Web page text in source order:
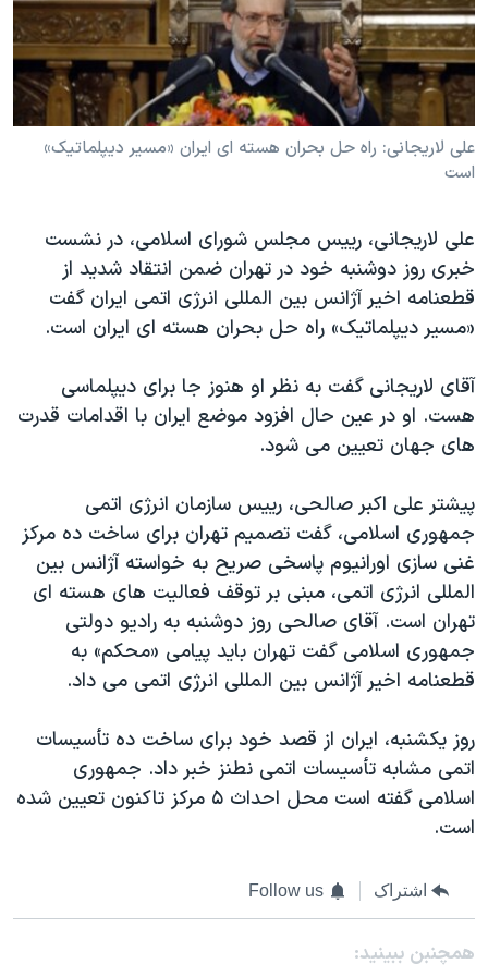
فرهنگ و زندگی
حقوق شهروندی
اقتصادی
علم و فناوری
اسرائیل در جنگ
آرشیو پخش زنده
مستندها
انتخابات ریاست جمهوری آمریکا ۲۰۲۴
حمله جمهوری اسلامی به اسرائیل
رمز مهسا
ورزش زنان در ایران
مجموعه مستندهای دادخواهی
تریبونال مردمی آبان ۹۸
دادگاه حمید نوری
چهل سال گروگان‌گیری
قانون شفافیت دارائی کادر رهبری ایران
اعتراضات مردمی آبان ۹۸
نرگس محمدی برنده جایزه نوبل صلح
همایش محافظه‌کاران آمریکا «سی‌پک»
صفحه‌های ویژه
سفر پرزیدنت ترامپ به چین
دنبال کنید
زبانهای مختلف
علی لاریجانی: راه حل بحران هسته ای ایران «مسیر دیپلماتیک»
است
علی لاریجانی، رییس مجلس شورای اسلامی، در نشست
خبری روز دوشنبه خود در تهران ضمن انتقاد شدید از
قطعنامه اخیر آژانس بین المللی انرژی اتمی ایران گفت
«مسیر دیپلماتیک» راه حل بحران هسته ای ایران است.
آقای لاریجانی گفت به نظر او هنوز جا برای دیپلماسی
هست. او در عین حال افزود موضع ایران با اقدامات قدرت
های جهان تعیین می شود.
پیشتر علی اکبر صالحی، رییس سازمان انرژی اتمی
جمهوری اسلامی، گفت تصمیم تهران برای ساخت ده مرکز
غنی سازی اورانیوم پاسخی صریح به خواسته آژانس بین
المللی انرژی اتمی، مبنی بر توقف فعالیت های هسته ای
تهران است. آقای صالحی روز دوشنبه به رادیو دولتی
جمهوری اسلامی گفت تهران باید پیامی «محکم» به
قطعنامه اخیر آژانس بین المللی انرژی اتمی می داد.
روز یکشنبه، ایران از قصد خود برای ساخت ده تأسیسات
اتمی مشابه تأسیسات اتمی نطنز خبر داد. جمهوری
اسلامی گفته است محل احداث ۵ مرکز تاکنون تعیین شده
است.
اشتراک Follow us
همچنبن ببینید: